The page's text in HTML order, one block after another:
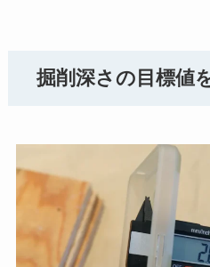
掘削深さの目標値